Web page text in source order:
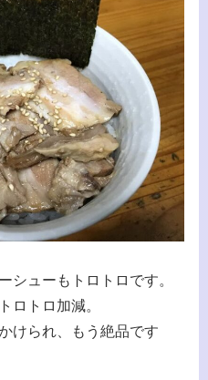
シューもトロトロです。
ロトロ加減。
けられ、もう絶品です